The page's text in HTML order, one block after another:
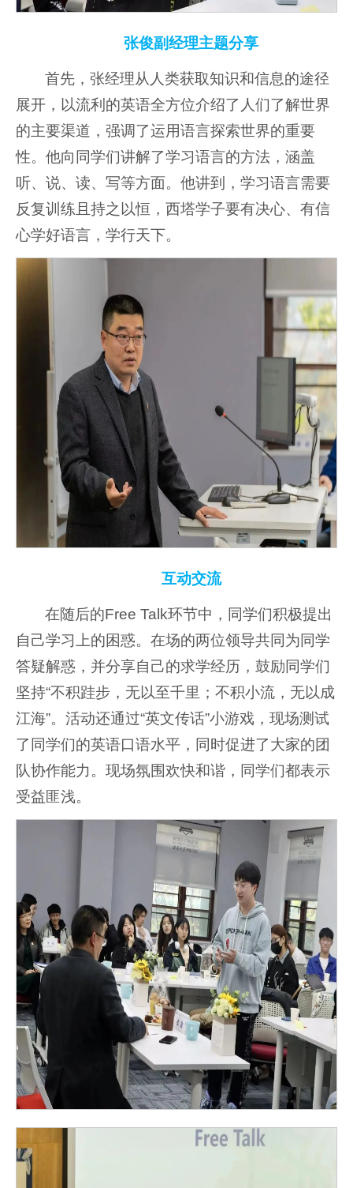
张俊副经理主题分享
首先，张经理从人类获取知识和信息的途径
展开，以流利的英语全方位介绍了人们了解世界
的主要渠道，强调了运用语言探索世界的重要
性。他向同学们讲解了学习语言的方法，涵盖
听、说、读、写等方面。他讲到，学习语言需要
反复训练且持之以恒，西塔学子要有决心、有信
心学好语言，学行天下。
互动交流
在随后的Free Talk环节中，同学们积极提出
自己学习上的困惑。在场的两位领导共同为同学
答疑解惑，并分享自己的求学经历，鼓励同学们
坚持“不积跬步，无以至千里；不积小流，无以成
江海”。活动还通过“英文传话”小游戏，现场测试
了同学们的英语口语水平，同时促进了大家的团
队协作能力。现场氛围欢快和谐，同学们都表示
受益匪浅。